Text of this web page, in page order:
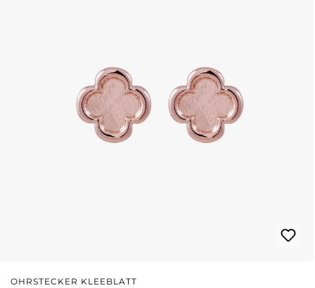
OHRSTECKER KLEEBLATT